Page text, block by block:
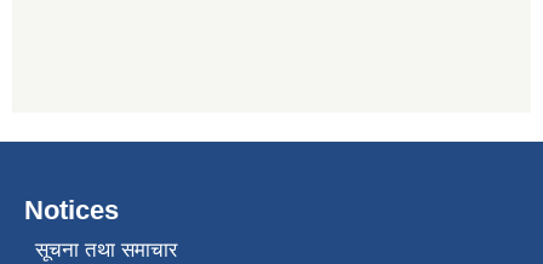
Notices
सूचना तथा समाचार